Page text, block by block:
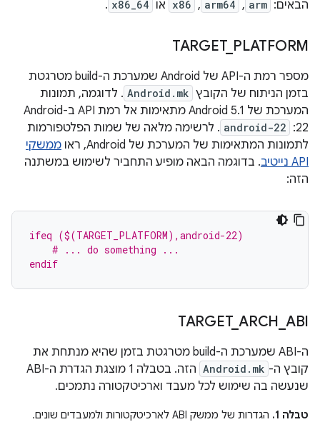
הבאים: arm
,
arm64
,
x86 או x86_64
.
TARGET_ PLATFORM
מספר רמת ה-API של Android שמערכת ה-build מטרגטת
בזמן הניתוח של הקובץ Android.mk . לדוגמה, תמונות
המערכת של Android 5.1 מתאימות אל רמת API ב-Android
22:
android-22 . לרשימה מלאה של שמות הפלטפורמות
לתמונות המתאימות של המערכת של Android, ראו
ממשקי
API נייטיב
. בדוגמה הבאה מופיע התחביר לשימוש במשתנה
הזה:
ifeq ($(TARGET_PLATFORM),android-22)
    # ... do something ...
endif
TARGET_ ARCH ABI
ה-ABI שמערכת ה-build מטרגטת בזמן שהיא מנתחת את
קובץ ה- Android.mk
הזה. בטבלה 1 מוצגת הגדרת ה-ABI
שנעשה בה שימוש לכל מעבד וארכיטקטורה נתמכים.
טבלה 1. הגדרות של ממשק ABI לארכיטקטורות ולמעבדים שונים.